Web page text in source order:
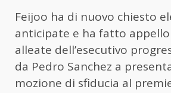
Feijoo ha di nuovo chiesto
anticipate e ha fatto
alleate dell’esecutivo
da Pedro Sanchez a
mozione di sfiducia al